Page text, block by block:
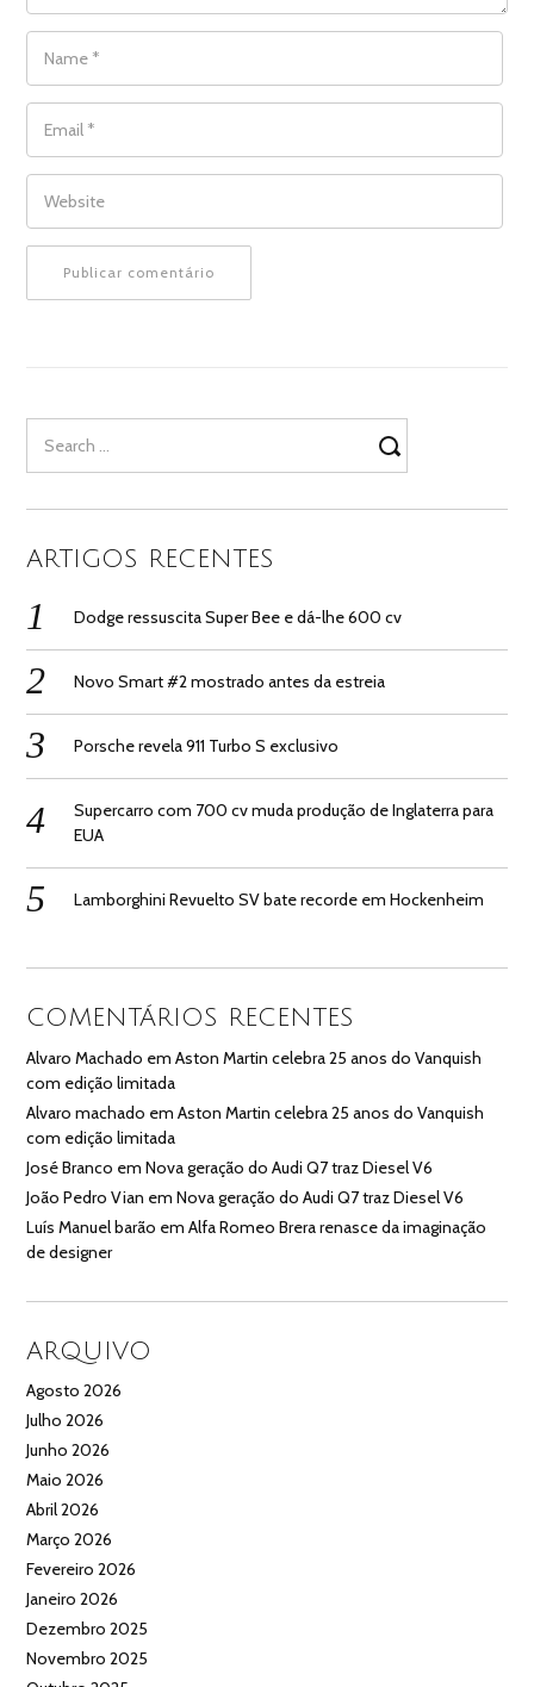
NAME
EMAIL
WEBSITE
for:
ARTIGOS RECENTES
Dodge ressuscita Super Bee e dá-lhe 600 cv
Novo Smart #2 mostrado antes da estreia
Porsche revela 911 Turbo S exclusivo
Supercarro com 700 cv muda produção de Inglaterra para
EUA
Lamborghini Revuelto SV bate recorde em Hockenheim
COMENTÁRIOS RECENTES
Alvaro Machado emAston Martin celebra 25 anos do Vanquish
com edição limitada
Alvaro machado emAston Martin celebra 25 anos do Vanquish
com edição limitada
José Branco emNova geração do Audi Q7 traz Diesel V6
João Pedro Vian emNova geração do Audi Q7 traz Diesel V6
Luís Manuel barão emAlfa Romeo Brera renasce da imaginação
de designer
ARQUIVO
Agosto 2026
Julho 2026
Junho 2026
Maio 2026
Abril 2026
Março 2026
Fevereiro 2026
Janeiro 2026
Dezembro 2025
Novembro 2025